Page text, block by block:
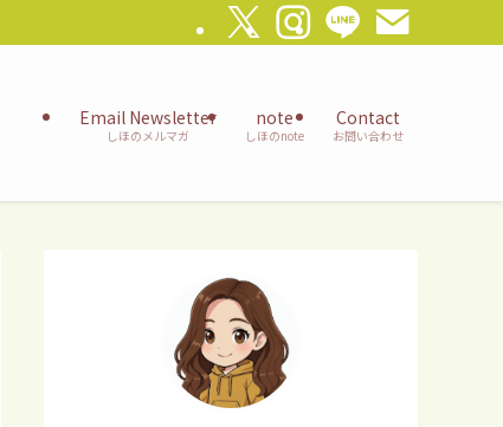
Email Newsletter
しほのメルマガ
note
しほのnote
Contact
お問い合わせ